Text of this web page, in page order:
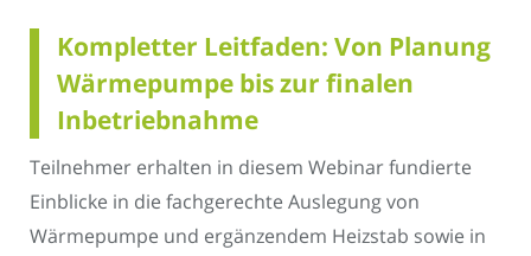
Kompletter Leitfaden: Von Planung
Wärmepumpe bis zur finalen
Inbetriebnahme
Teilnehmer erhalten in diesem Webinar fundierte
Einblicke in die fachgerechte Auslegung von
Wärmepumpe und ergänzendem Heizstab sowie in